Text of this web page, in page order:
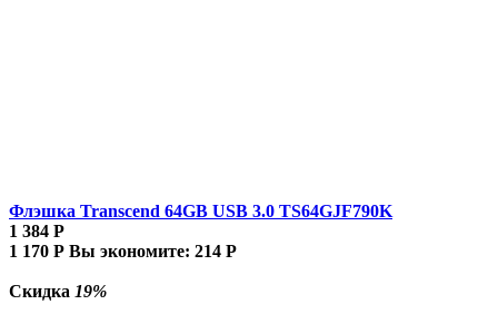
Флэшка Transcend 64GB USB 3.0 TS64GJF790K
1 384 Р
1 170 Р Вы экономите: 214 Р
Скидка 19%